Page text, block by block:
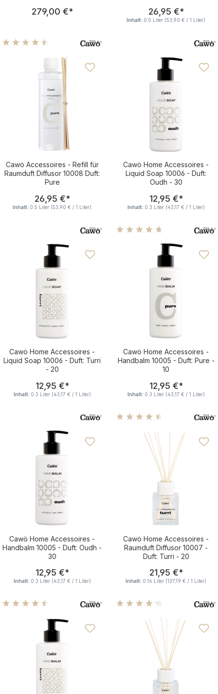
Regulärer Preis:
279,00 €* Regulärer
26,95 €*
Inhalt: 0.5 Liter (53,90 € / 1 Liter)
Durchschnittliche Bewertung von 4.41 von 5 Sternen
Cawö Accessoires - Refill für
Raumduft Diffusor 10008 Duft:
Pure
Regulärer Preis:
26,95 €*
Inhalt: 0.5 Liter (53,90 € / 1 Liter)
Cawö Home Accessoires -
Liquid Soap 10006 - Duft:
Oudh - 30
Regulärer
12,95 €*
Inhalt: 0.3 Liter (43,17 € / 1 Liter)
Cawö Home Accessoires -
Liquid Soap 10006 - Duft: Turri
- 20
Regulärer Preis:
12,95 €*
Inhalt: 0.3 Liter (43,17 € / 1 Liter)
Durchschnittliche
Cawö Home Accessoires -
Handbalm 10005 - Duft: Pure -
10
Regulärer
12,95 €*
Inhalt: 0.3 Liter (43,17 € / 1 Liter)
Cawö Home Accessoires -
Handbalm 10005 - Duft: Oudh -
30
Regulärer Preis:
12,95 €*
Inhalt: 0.3 Liter (43,17 € / 1 Liter)
Cawö Home Accessoires -
Raumduft Diffusor 10007 -
Duft: Turri - 20
Regulärer
21,95 €*
Inhalt: 0.16 Liter (137,19 € / 1 Liter)
Durchschnittliche Bewertung von 4.42 von 5 Sternen
Durchschnittliche